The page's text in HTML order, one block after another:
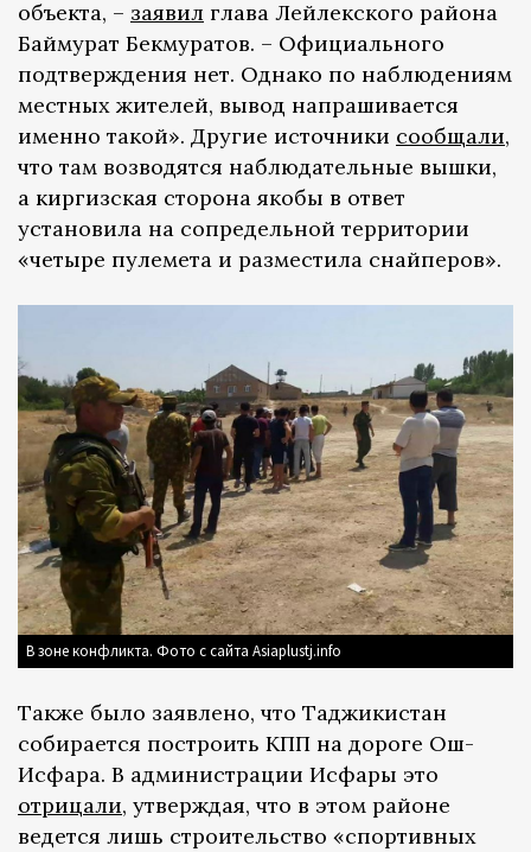
объекта, – заявил глава Лейлекского района
Баймурат Бекмуратов. – Официального
подтверждения нет. Однако по наблюдениям
местных жителей, вывод напрашивается
именно такой». Другие источники сообщали,
что там возводятся наблюдательные вышки,
а киргизская сторона якобы в ответ
установила на сопредельной территории
«четыре пулемета и разместила снайперов».
В зоне конфликта. Фото с сайта Asiaplustj.info
Также было заявлено, что Таджикистан
собирается построить КПП на дороге Ош-
Исфара. В администрации Исфары это
отрицали, утверждая, что в этом районе
ведется лишь строительство «спортивных